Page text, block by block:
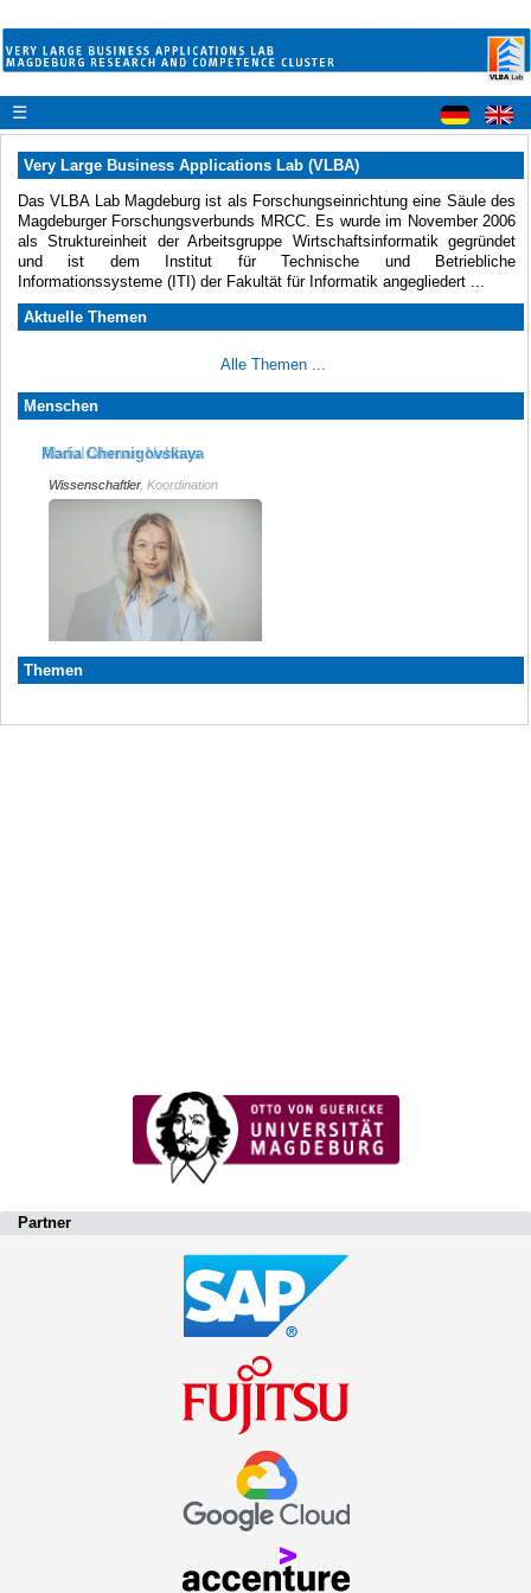
☰
Very Large Business Applications Lab (VLBA)
Das VLBA Lab Magdeburg ist als Forschungseinrichtung eine Säule des
Magdeburger Forschungsverbunds MRCC. Es wurde im November 2006
als Struktureinheit der Arbeitsgruppe Wirtschaftsinformatik gegründet
und ist dem Institut für Technische und Betriebliche
Informationssysteme (ITI) der Fakultät für Informatik angegliedert ...
Aktuelle Themen
Alle Themen ...
Menschen
Abdulrahman Nahhas
Wissenschaftler, Koordination
Maria Chernigovskaya
Wissenschaftler
Themen
Partner